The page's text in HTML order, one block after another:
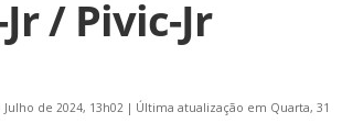
/ Pivic-Jr
de 2024, 13h02 | Última atualização em Quarta, 31